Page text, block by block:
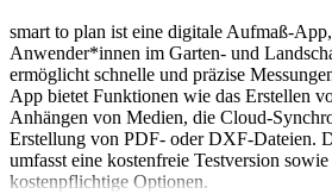
smart to plan ist eine digitale Aufmaß-
Anwender*innen im Garten- und
ermöglicht schnelle und präzise
App bietet Funktionen wie das Erstellen
Anhängen von Medien, die Cloud-
Erstellung von PDF- oder DXF-Dateien.
umfasst eine kostenfreie Testversion
kostenpflichtige Optionen.